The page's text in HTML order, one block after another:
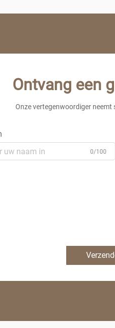
Ontvang een
Onze vertegenwoordiger
0/100